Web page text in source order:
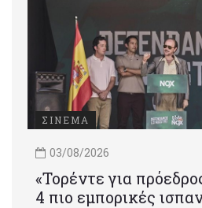
ΣΙΝΕΜΑ
03/08/2026
«Τορέντε για
4 πιο εμπορικές